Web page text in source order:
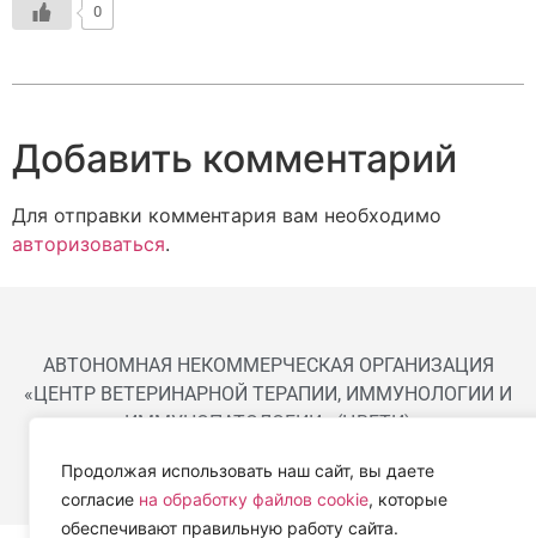
Продолжая использовать наш сайт, вы даете
согласие на обработку файлов cookie, которые
обеспечивают правильную работу сайта.
0
Добавить комментарий
Для отправки комментария вам необходимо
авторизоваться.
АВТОНОМНАЯ НЕКОММЕРЧЕСКАЯ ОРГАНИЗАЦИЯ
«ЦЕНТР ВЕТЕРИНАРНОЙ ТЕРАПИИ, ИММУНОЛОГИИ И
ИММУНОПАТОЛОГИИ» (ЦВЕТИ)